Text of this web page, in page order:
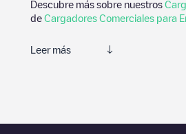
Descubre más sobre nuestros
de Cargadores Comerciales para
Leer más